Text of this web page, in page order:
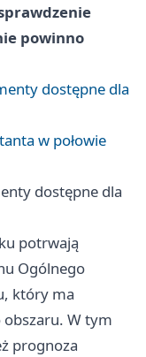
powinno
dostępne dla
w połowie
dostępne dla
potrwają
Ogólnego
który ma
obszaru. W tym
prognoza